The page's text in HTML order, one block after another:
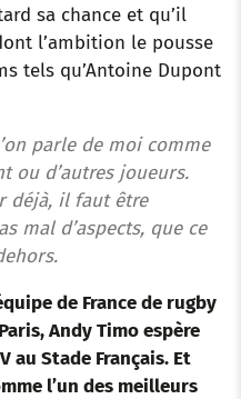
sa chance et qu’il
l’ambition le pousse
tels qu’Antoine Dupont
parle de moi comme
ou d’autres joueurs.
déjà, il faut être
mal d’aspects, que ce
de France de rugby
Andy Timo espère
au Stade Français. Et
l’un des meilleurs